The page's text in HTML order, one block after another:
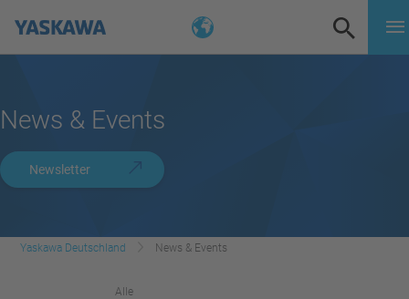
News & Events
Newsletter
Yaskawa Deutschland News & Events
Alle